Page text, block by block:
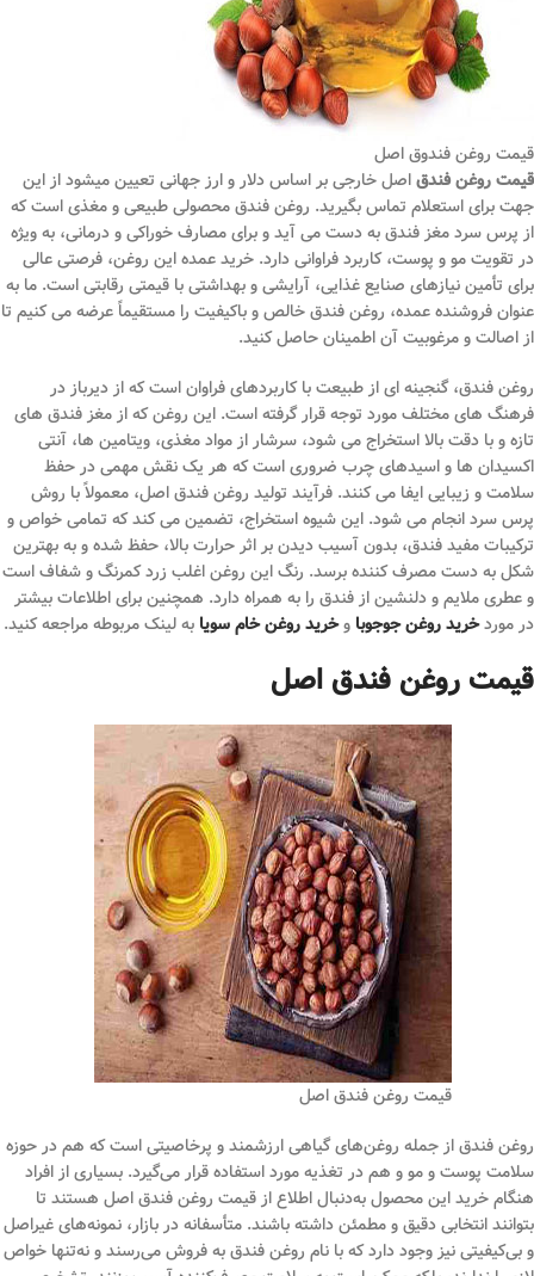
قیمت روغن فندوق اصل
قیمت روغن فندقاصل خارجی بر اساس دلار و ارز جهانی تعیین میشود از این
جهت برای استعلام تماس بگیرید. روغن فندق محصولی طبیعی و مغذی است که
از پرس سرد مغز فندق به دست می آید و برای مصارف خوراکی و درمانی، به ویژه
در تقویت مو و پوست، کاربرد فراوانی دارد. خرید عمده این روغن، فرصتی عالی
برای تأمین نیازهای صنایع غذایی، آرایشی و بهداشتی با قیمتی رقابتی است. ما به
عنوان فروشنده عمده، روغن فندق خالص و باکیفیت را مستقیماً عرضه می کنیم تا
از اصالت و مرغوبیت آن اطمینان حاصل کنید.
روغن فندق، گنجینه ای از طبیعت با کاربردهای فراوان است که از دیرباز در
فرهنگ های مختلف مورد توجه قرار گرفته است. این روغن که از مغز فندق های
تازه و با دقت بالا استخراج می شود، سرشار از مواد مغذی، ویتامین ها، آنتی
اکسیدان ها و اسیدهای چرب ضروری است که هر یک نقش مهمی در حفظ
سلامت و زیبایی ایفا می کنند. فرآیند تولید روغن فندق اصل، معمولاً با روش
پرس سرد انجام می شود. این شیوه استخراج، تضمین می کند که تمامی خواص و
ترکیبات مفید فندق، بدون آسیب دیدن بر اثر حرارت بالا، حفظ شده و به بهترین
شکل به دست مصرف کننده برسد. رنگ این روغن اغلب زرد کمرنگ و شفاف است
و عطری ملایم و دلنشین از فندق را به همراه دارد. همچنین برای اطلاعات بیشتر
در موردخرید روغن جوجوبا وخرید روغن خام سویا به لینک مربوطه مراجعه کنید.
قیمت روغن فندق اصل
قیمت روغن فندق اصل
روغن فندق از جمله روغن‌های گیاهی ارزشمند و پرخاصیتی است که هم در حوزه
سلامت پوست و مو و هم در تغذیه مورد استفاده قرار می‌گیرد. بسیاری از افراد
هنگام خرید این محصول به‌دنبال اطلاع از قیمت روغن فندق اصل هستند تا
بتوانند انتخابی دقیق و مطمئن داشته باشند. متأسفانه در بازار، نمونه‌های غیراصل
و بی‌کیفیتی نیز وجود دارد که با نام روغن فندق به فروش می‌رسند و نه‌تنها خواص